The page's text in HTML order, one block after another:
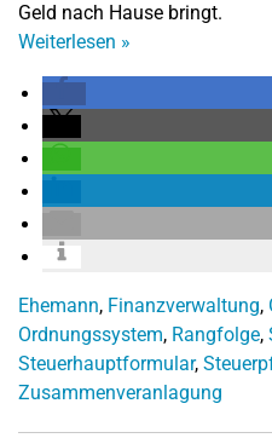
Geld nach Hause bringt.
Weiterlesen »
Ehemann, Finanzverwaltung,
Ordnungssystem, Rangfolge,
Steuerhauptformular,
Zusammenveranlagung